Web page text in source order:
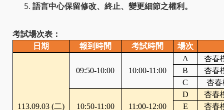
語言中心保留修改、終止、變更細節之權利。
考試場次表：
日 期 報到時間 考試時間 場次
113.09.03 (二)
09:50-10:00 10:00-11:00
A
杏春
B
杏春
C
杏春
10:50-11:00 11:00-12:00
D
杏春
E
杏春